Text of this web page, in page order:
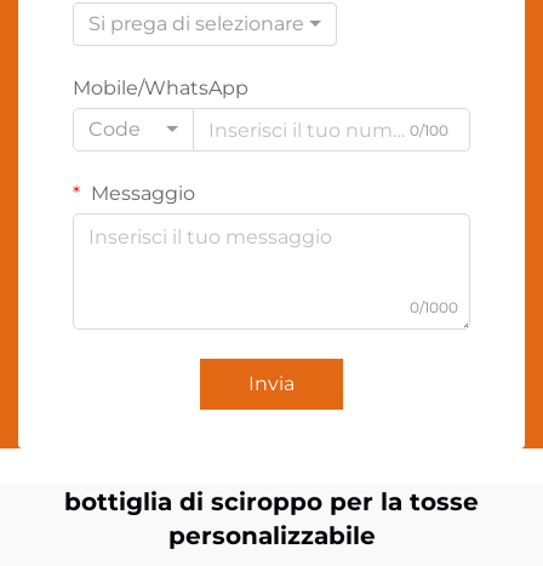
Si prega di selezionare
Mobile/WhatsApp
Code
0/100
Messaggio
0/1000
Invia
bottiglia di sciroppo per la tosse
personalizzabile